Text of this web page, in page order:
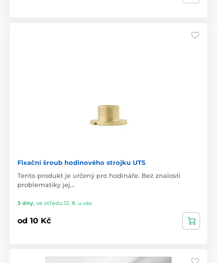
Fixační šroub hodinového strojku UTS
Tento produkt je určený pro hodináře. Bez znalosti
problematiky jej…
3 dny, ve středu 12. 8. u vás
od 10 Kč